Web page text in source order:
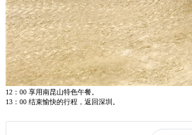
12：00 享用南昆山特色午餐。
13：00 结束愉快的行程，返回深圳。